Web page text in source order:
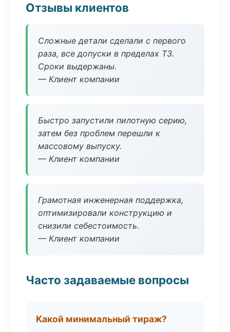
Отзывы клиентов
Сложные детали сделали с первого
раза, все допуски в пределах ТЗ.
Сроки выдержаны.
— Клиент компании
Быстро запустили пилотную серию,
затем без проблем перешли к
массовому выпуску.
— Клиент компании
Грамотная инженерная поддержка,
оптимизировали конструкцию и
снизили себестоимость.
— Клиент компании
Часто задаваемые вопросы
Какой минимальный тираж?